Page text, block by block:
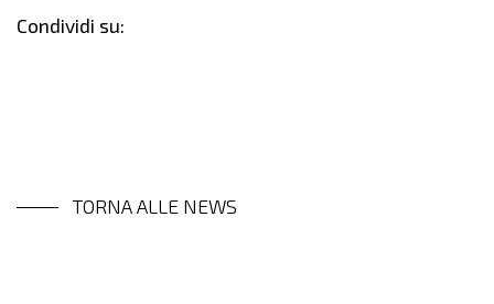
Condividi su:
TORNA ALLE NEWS